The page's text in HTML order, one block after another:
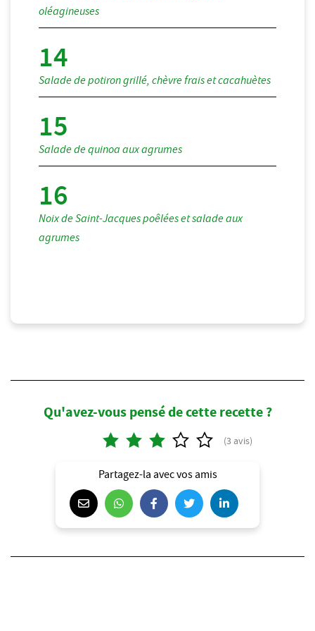
oléagineuses
Salade de potiron grillé, chèvre frais et cacahuètes
Salade de quinoa aux agrumes
Noix de Saint-Jacques poêlées et salade aux
agrumes
Qu'avez-vous pensé de cette recette ?
Partagez-la avec vos amis